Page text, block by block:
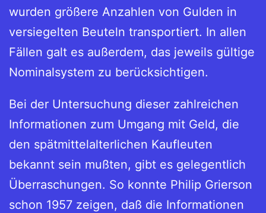
wurden größere Anzahlen von Gulden in
versiegelten Beuteln transportiert. In allen
Fällen galt es außerdem, das jeweils gültige
Nominalsystem zu berücksichtigen.
Bei der Untersuchung dieser zahlreichen
Informationen zum Umgang mit Geld, die
den spätmittelalterlichen Kaufleuten
bekannt sein mußten, gibt es gelegentlich
Überraschungen. So konnte Philip Grierson
schon 1957 zeigen, daß die Informationen